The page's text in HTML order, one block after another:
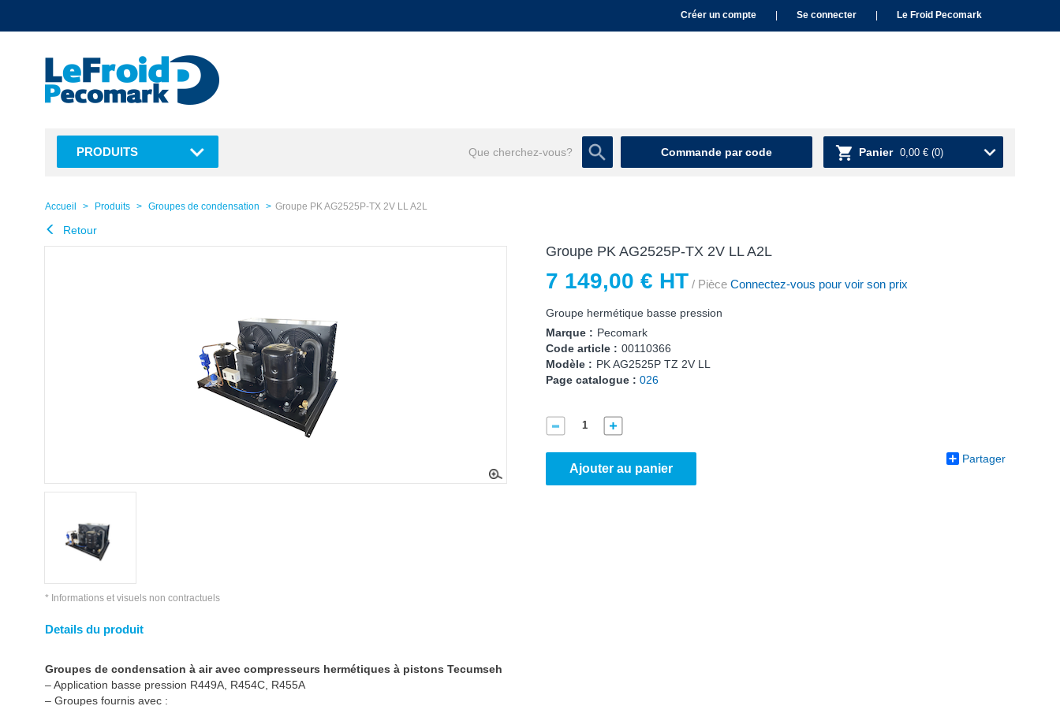
Créer un compte Se connecter Le Froid Pecomark
Commande par code Panier 0,00 € (0)
PRODUITS
Accueil Produits Groupes de condensation Groupe PK AG2525P-TX 2V LL A2L
Retour
* Informations et visuels non contractuels
Details du produit
Groupe PK AG2525P-TX 2V LL A2L
7 149,00 € HT / Pièce Connectez-vous pour voir son prix
Groupe hermétique basse pression
Marque : Pecomark
Code article : 00110366
Modèle : PK AG2525P TZ 2V LL
Page catalogue : 026
Ajouter au panier
Partager
Groupes de condensation à air avec compresseurs hermétiques à pistons Tecumseh
– Application basse pression R449A, R454C, R455A
– Groupes fournis avec :